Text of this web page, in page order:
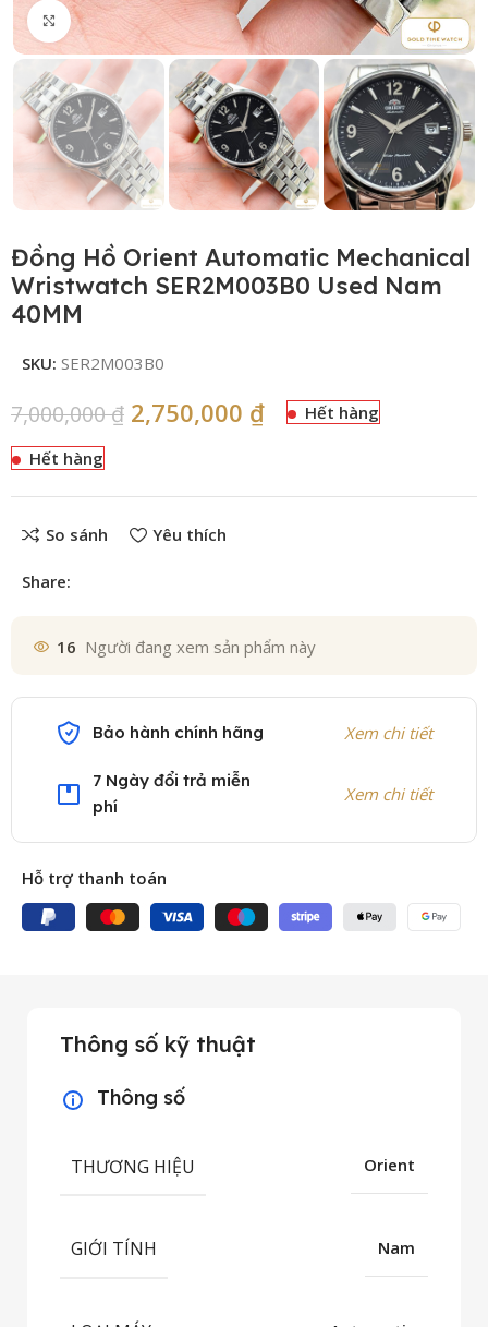
Click to enlarge
Đồng Hồ Orient Automatic Mechanical
Wristwatch SER2M003B0 Used Nam
40MM
SKU:SER2M003B0
7,000,000₫ 2,750,000 ₫ Hết hàng
Hết hàng
So sánh Yêu thích
Share:
16 Người đang xem sản phẩm này
Bảo hành chính hãng Xem chi tiết
7 Ngày đổi trả miễn
phí
Xem chi tiết
Hỗ trợ thanh toán
Thông số kỹ thuật
Thông số
THƯƠNG HIỆU Orient
GIỚI TÍNH Nam